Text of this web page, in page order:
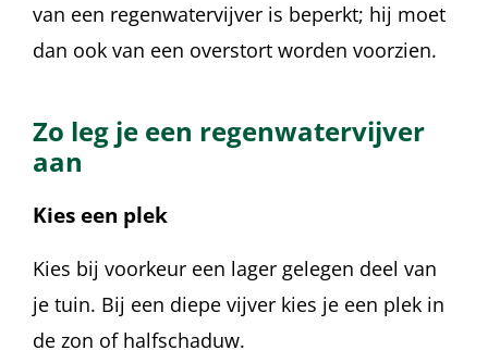
van een regenwatervijver is beperkt; hij moet
dan ook van een overstort worden voorzien.
Zo leg je een regenwatervijver
aan
Kies een plek
Kies bij voorkeur een lager gelegen deel van
je tuin. Bij een diepe vijver kies je een plek in
de zon of halfschaduw.